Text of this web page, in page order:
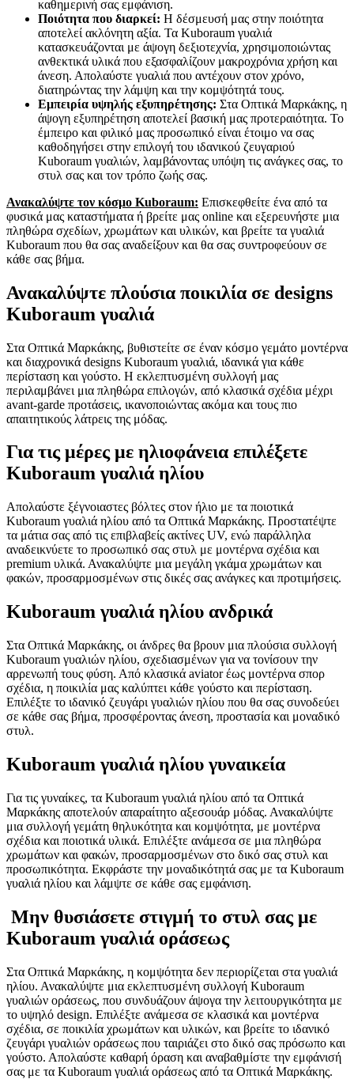
καθημερινή σας εμφάνιση.
Ποιότητα που διαρκεί: Η δέσμευσή μας στην ποιότητα
αποτελεί ακλόνητη αξία. Τα Kuboraum γυαλιά
κατασκευάζονται με άψογη δεξιοτεχνία, χρησιμοποιώντας
ανθεκτικά υλικά που εξασφαλίζουν μακροχρόνια χρήση και
άνεση. Απολαύστε γυαλιά που αντέχουν στον χρόνο,
διατηρώντας την λάμψη και την κομψότητά τους.
Εμπειρία υψηλής εξυπηρέτησης: Στα Οπτικά Μαρκάκης, η
άψογη εξυπηρέτηση αποτελεί βασική μας προτεραιότητα. Το
έμπειρο και φιλικό μας προσωπικό είναι έτοιμο να σας
καθοδηγήσει στην επιλογή του ιδανικού ζευγαριού
Kuboraum γυαλιών, λαμβάνοντας υπόψη τις ανάγκες σας, το
στυλ σας και τον τρόπο ζωής σας.
Ανακαλύψτε τον κόσμο Kuboraum: Επισκεφθείτε ένα από τα
φυσικά μας καταστήματα ή βρείτε μας online και εξερευνήστε μια
πληθώρα σχεδίων, χρωμάτων και υλικών, και βρείτε τα γυαλιά
Kuboraum που θα σας αναδείξουν και θα σας συντροφεύουν σε
κάθε σας βήμα.
Ανακαλύψτε πλούσια ποικιλία σε designs
Kuboraum γυαλιά
Στα Οπτικά Μαρκάκης, βυθιστείτε σε έναν κόσμο γεμάτο μοντέρνα
και διαχρονικά designs Kuboraum γυαλιά, ιδανικά για κάθε
περίσταση και γούστο. Η εκλεπτυσμένη συλλογή μας
περιλαμβάνει μια πληθώρα επιλογών, από κλασικά σχέδια μέχρι
avant-garde προτάσεις, ικανοποιώντας ακόμα και τους πιο
απαιτητικούς λάτρεις της μόδας.
Για τις μέρες με ηλιοφάνεια επιλέξετε
Kuboraum γυαλιά ηλίου
Απολαύστε ξέγνοιαστες βόλτες στον ήλιο με τα ποιοτικά
Kuboraum γυαλιά ηλίου από τα Οπτικά Μαρκάκης. Προστατέψτε
τα μάτια σας από τις επιβλαβείς ακτίνες UV, ενώ παράλληλα
αναδεικνύετε το προσωπικό σας στυλ με μοντέρνα σχέδια και
premium υλικά. Ανακαλύψτε μια μεγάλη γκάμα χρωμάτων και
φακών, προσαρμοσμένων στις δικές σας ανάγκες και προτιμήσεις.
Kuboraum γυαλιά ηλίου ανδρικά
Στα Οπτικά Μαρκάκης, οι άνδρες θα βρουν μια πλούσια συλλογή
Kuboraum γυαλιών ηλίου, σχεδιασμένων για να τονίσουν την
αρρενωπή τους φύση. Από κλασικά aviator έως μοντέρνα σπορ
σχέδια, η ποικιλία μας καλύπτει κάθε γούστο και περίσταση.
Επιλέξτε το ιδανικό ζευγάρι γυαλιών ηλίου που θα σας συνοδεύει
σε κάθε σας βήμα, προσφέροντας άνεση, προστασία και μοναδικό
στυλ.
Kuboraum γυαλιά ηλίου γυναικεία
Για τις γυναίκες, τα Kuboraum γυαλιά ηλίου από τα Οπτικά
Μαρκάκης αποτελούν απαραίτητο αξεσουάρ μόδας. Ανακαλύψτε
μια συλλογή γεμάτη θηλυκότητα και κομψότητα, με μοντέρνα
σχέδια και ποιοτικά υλικά. Επιλέξτε ανάμεσα σε μια πληθώρα
χρωμάτων και φακών, προσαρμοσμένων στο δικό σας στυλ και
προσωπικότητα. Εκφράστε την μοναδικότητά σας με τα Kuboraum
γυαλιά ηλίου και λάμψτε σε κάθε σας εμφάνιση.
Μην θυσιάσετε στιγμή το στυλ σας με
Kuboraum γυαλιά οράσεως
Στα Οπτικά Μαρκάκης, η κομψότητα δεν περιορίζεται στα γυαλιά
ηλίου. Ανακαλύψτε μια εκλεπτυσμένη συλλογή Kuboraum
γυαλιών οράσεως, που συνδυάζουν άψογα την λειτουργικότητα με
το υψηλό design. Επιλέξτε ανάμεσα σε κλασικά και μοντέρνα
σχέδια, σε ποικιλία χρωμάτων και υλικών, και βρείτε το ιδανικό
ζευγάρι γυαλιών οράσεως που ταιριάζει στο δικό σας πρόσωπο και
γούστο. Απολαύστε καθαρή όραση και αναβαθμίστε την εμφάνισή
σας με τα Kuboraum γυαλιά οράσεως από τα Οπτικά Μαρκάκης.